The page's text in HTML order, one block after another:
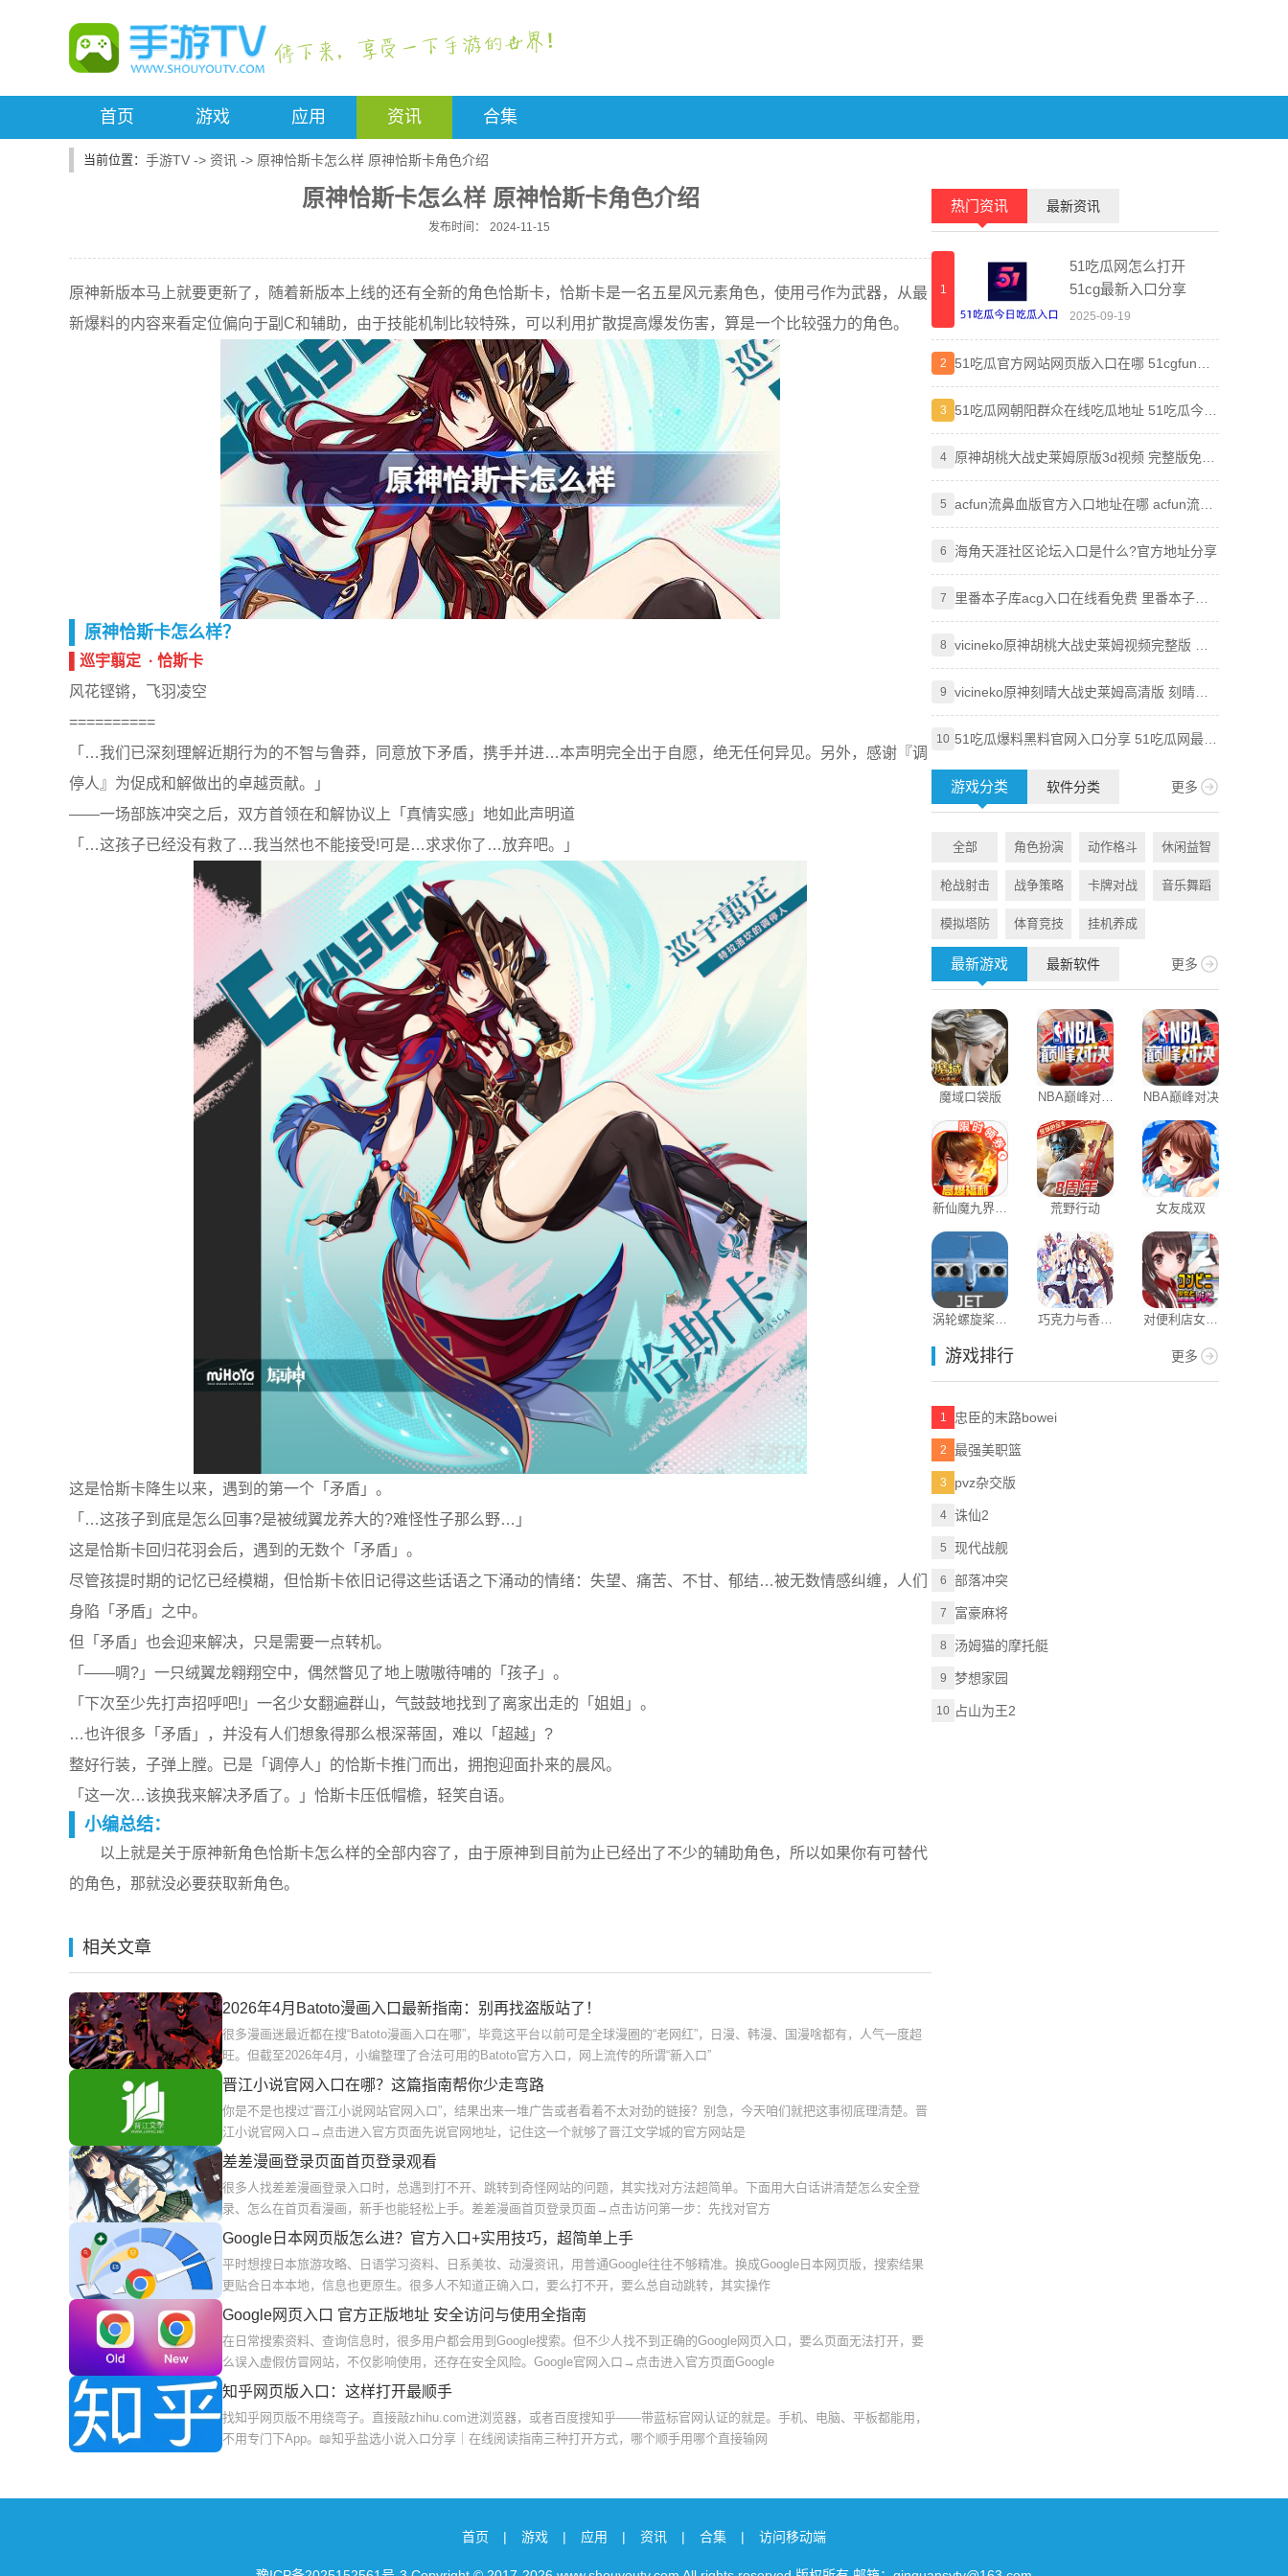
首页 游戏 应用 资讯 合集
手游TV -> 资讯 -> 原神恰斯卡怎么样 原神恰斯卡角色介绍
原神恰斯卡怎么样 原神恰斯卡角色介绍
发布时间： 2024-11-15
原神新版本马上就要更新了，随着新版本上线的还有全新的角色恰斯卡，恰斯卡是一名五星风元素角色，使用弓作为武器，从最
新爆料的内容来看定位偏向于副C和辅助，由于技能机制比较特殊，可以利用扩散提高爆发伤害，算是一个比较强力的角色。
原神恰斯卡怎么样？
▌巡宇翦定 · 恰斯卡
风花铿锵，飞羽凌空
==========
「…我们已深刻理解近期行为的不智与鲁莽，同意放下矛盾，携手并进…本声明完全出于自愿，绝无任何异见。另外，感谢『调
停人』为促成和解做出的卓越贡献。」
——一场部族冲突之后，双方首领在和解协议上「真情实感」地如此声明道
「…这孩子已经没有救了…我当然也不能接受!可是…求求你了…放弃吧。」
这是恰斯卡降生以来，遇到的第一个「矛盾」。
「…这孩子到底是怎么回事?是被绒翼龙养大的?难怪性子那么野…」
这是恰斯卡回归花羽会后，遇到的无数个「矛盾」。
尽管孩提时期的记忆已经模糊，但恰斯卡依旧记得这些话语之下涌动的情绪：失望、痛苦、不甘、郁结…被无数情感纠缠，人们
身陷「矛盾」之中。
但「矛盾」也会迎来解决，只是需要一点转机。
「——啁?」一只绒翼龙翱翔空中，偶然瞥见了地上嗷嗷待哺的「孩子」。
「下次至少先打声招呼吧!」一名少女翻遍群山，气鼓鼓地找到了离家出走的「姐姐」。
…也许很多「矛盾」，并没有人们想象得那么根深蒂固，难以「超越」?
整好行装，子弹上膛。已是「调停人」的恰斯卡推门而出，拥抱迎面扑来的晨风。
「这一次…该换我来解决矛盾了。」恰斯卡压低帽檐，轻笑自语。
小编总结：
以上就是关于原神新角色恰斯卡怎么样的全部内容了，由于原神到目前为止已经出了不少的辅助角色，所以如果你有可替代
的角色，那就没必要获取新角色。
相关文章
2026年4月Batoto漫画入口最新指南：别再找盗版站了！
很多漫画迷最近都在搜“Batoto漫画入口在哪”，毕竟这平台以前可是全球漫圈的“老网红”，日漫、韩漫、国漫啥都有，人气一度超
旺。但截至2026年4月，小编整理了合法可用的Batoto官方入口，网上流传的所谓“新入口”
晋江小说官网入口在哪？这篇指南帮你少走弯路
你是不是也搜过“晋江小说网站官网入口”，结果出来一堆广告或者看着不太对劲的链接？别急，今天咱们就把这事彻底理清楚。晋
江小说官网入口→点击进入官方页面先说官网地址，记住这一个就够了晋江文学城的官方网站是
差差漫画登录页面首页登录观看
很多人找差差漫画登录入口时，总遇到打不开、跳转到奇怪网站的问题，其实找对方法超简单。下面用大白话讲清楚怎么安全登
录、怎么在首页看漫画，新手也能轻松上手。差差漫画首页登录页面→点击访问第一步：先找对官方
Google日本网页版怎么进？官方入口+实用技巧，超简单上手
平时想搜日本旅游攻略、日语学习资料、日系美妆、动漫资讯，用普通Google往往不够精准。换成Google日本网页版，搜索结果
更贴合日本本地，信息也更原生。很多人不知道正确入口，要么打不开，要么总自动跳转，其实操作
Google网页入口 官方正版地址 安全访问与使用全指南
在日常搜索资料、查询信息时，很多用户都会用到Google搜索。但不少人找不到正确的Google网页入口，要么页面无法打开，要
么误入虚假仿冒网站，不仅影响使用，还存在安全风险。Google官网入口→点击进入官方页面Google
知乎网页版入口：这样打开最顺手
找知乎网页版不用绕弯子。直接敲zhihu.com进浏览器，或者百度搜知乎——带蓝标官网认证的就是。手机、电脑、平板都能用，
不用专门下App。📖知乎盐选小说入口分享｜在线阅读指南三种打开方式，哪个顺手用哪个直接输网
热门资讯 最新资讯
1
51吃瓜网怎么打开
51cg最新入口分享
2025-09-19
2
51吃瓜官方网站网页版入口在哪 51cgfun朝
阳热心群众入口分享
3
51吃瓜网朝阳群众在线吃瓜地址 51吃瓜今日
吃瓜必吃最新2024入口分享
4
原神胡桃大战史莱姆原版3d视频 完整版免费
观看地址分享
5
acfun流鼻血版官方入口地址在哪 acfun流鼻
血版入口地址分享
6 海角天涯社区论坛入口是什么?官方地址分享
7
里番本子库acg入口在线看免费 里番本子库
绅士acg官方地址分享
8
vicineko原神胡桃大战史莱姆视频完整版 原
神大战史莱姆系列未删减
9
vicineko原神刻晴大战史莱姆高清版 刻晴大
战史莱姆完整版视频资源分享
10 51吃瓜爆料黑料官网入口分享 51吃瓜网最新
游戏分类 软件分类 更多
全部 角色扮演 动作格斗 休闲益智
枪战射击 战争策略 卡牌对战 音乐舞蹈
模拟塔防 体育竞技 挂机养成
最新游戏 最新软件 更多
魔域口袋版
NBA巅峰对决
官方版
NBA巅峰对决
新仙魔九界互
通版
荒野行动 女友成双
涡轮螺旋桨客
巧克力与香子
对便利店女孩
游戏排行 更多
1 忠臣的末路bowei
2 最强美职篮
3 pvz杂交版
4 诛仙2
5 现代战舰
6 部落冲突
7 富豪麻将
8 汤姆猫的摩托艇
9 梦想家园
10 占山为王2
首页 | 游戏 | 应用 | 资讯 | 合集 | 访问移动端